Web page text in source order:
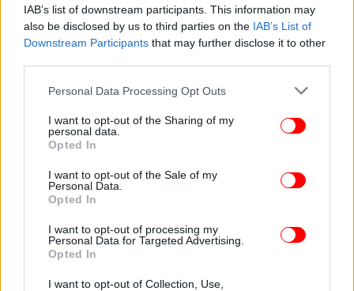
IAB’s list of downstream participants. This information may
also be disclosed by us to third parties on the IAB’s List of
Downstream Participants that may further disclose it to other
Please note that this website/app uses one or more Google
not limited to your visit or usage behaviour. You may click to
grant or deny consent to Google and its third-party tags to
use your data for below specified purposes in below Google
consent section.
Personal Data Processing Opt Outs
I want to opt-out of the Sharing of my
personal data.
Opted In
I want to opt-out of the Sale of my
Personal Data.
Opted In
I want to opt-out of processing my
Personal Data for Targeted Advertising.
Opted In
I want to opt-out of Collection, Use,
ΟΛΕΣ ΟΙ ΕΙΔΗΣΕΙΣ
Υποχωρεί η κακοκαιρία -Έρχεται νέα επιδείνωση από
την Τρίτη με βροχές, καταιγίδες και τσουχτερό κρύο
-Μετέφερε στις βαλίτσες της 37 κιλά κάνναβης [εικόνες]
Ισραήλ: Πρώην όμηροι της Χαμάς περιγράφουν
καρέκλες»